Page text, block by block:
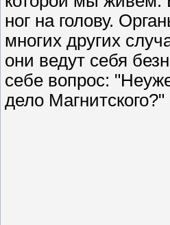
ног на голову.
многих других
они ведут себя
себе вопрос:
дело Магнитского?"